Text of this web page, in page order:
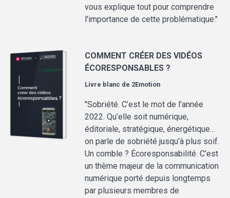
vous explique tout pour comprendre
l'importance de cette problématique."
COMMENT CRÉER DES VIDÉOS
ÉCORESPONSABLES ?
Livre blanc de 2Emotion
"Sobriété. C’est le mot de l’année
2022. Qu’elle soit numérique,
éditoriale, stratégique, énergétique…
on parle de sobriété jusqu’à plus soif.
Un comble ? Écoresponsabilité. C’est
un thème majeur de la communication
numérique porté depuis longtemps
par plusieurs membres de